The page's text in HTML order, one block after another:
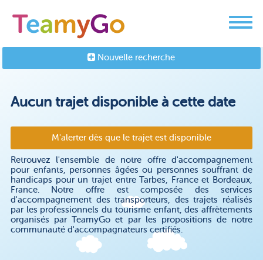
Nouvelle recherche
Aucun trajet disponible à cette date
M'alerter dès que le trajet est disponible
Retrouvez l'ensemble de notre offre d'accompagnement
pour enfants, personnes âgées ou personnes souffrant de
handicaps pour un trajet entre Tarbes, France et Bordeaux,
France. Notre offre est composée des services
d'accompagnement des transporteurs, des trajets réalisés
par les professionnels du tourisme enfant, des affrètements
organisés par TeamyGo et par les propositions de notre
communauté d'accompagnateurs certifiés.